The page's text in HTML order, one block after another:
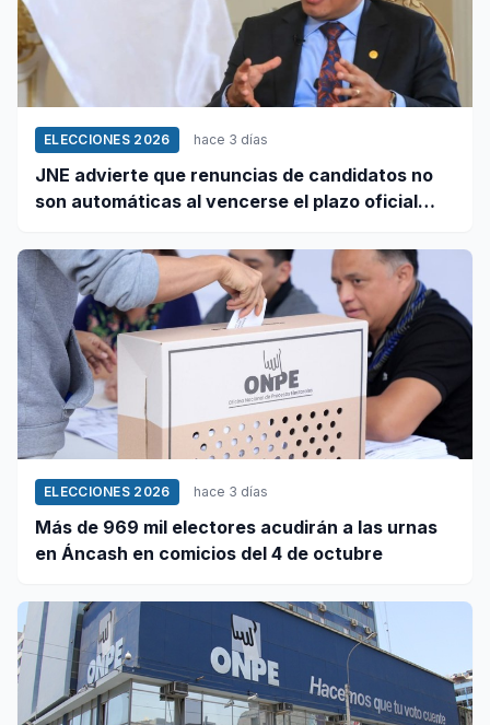
ELECCIONES 2026 hace 3 días
JNE advierte que renuncias de candidatos no
son automáticas al vencerse el plazo oficial
ELECCIONES 2026 hace 3 días
Más de 969 mil electores acudirán a las urnas
en Áncash en comicios del 4 de octubre